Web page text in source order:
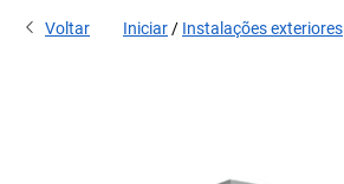
Voltar Iniciar Instalações exteriores